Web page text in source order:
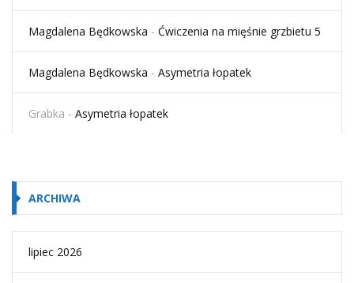
Magdalena Będkowska - Ćwiczenia na mięśnie grzbietu 5
Magdalena Będkowska - Asymetria łopatek
Grabka - Asymetria łopatek
ARCHIWA
lipiec 2026